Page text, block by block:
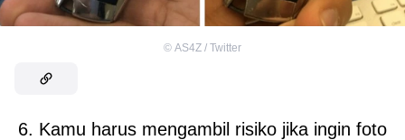
© AS4Z / Twitter
6. Kamu harus mengambil risiko jika ingin foto